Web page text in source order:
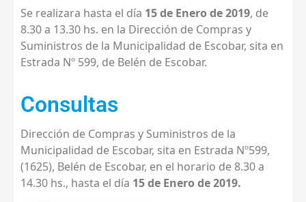
Se realizara hasta el día 15 de Enero de 2019, de
8.30 a 13.30 hs. en la Dirección de Compras y
Suministros de la Municipalidad de Escobar, sita en
Estrada Nº 599, de Belén de Escobar.
Consultas
Dirección de Compras y Suministros de la
Municipalidad de Escobar, sita en Estrada Nº599,
(1625), Belén de Escobar, en el horario de 8.30 a
14.30 hs., hasta el día 15 de Enero de 2019.